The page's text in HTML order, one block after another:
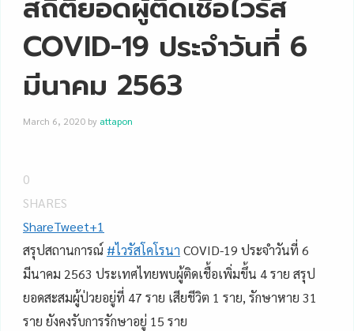
สถิติยอดผู้ติดเชื้อไวรัส
COVID-19 ประจำวันที่ 6
มีนาคม 2563
March 6, 2020 by attapon
0
SHARES
ShareTweet+1
สรุปสถานการณ์ #ไวรัสโคโรนา COVID-19 ประจำวันที่ 6
มีนาคม 2563 ประเทศไทยพบผู้ติดเชื้อเพิ่มขึ้น 4 ราย สรุป
ยอดสะสมผู้ป่วยอยู่ที่ 47 ราย เสียชีวิต 1 ราย, รักษาหาย 31
ราย ยังคงรับการรักษาอยู่ 15 ราย